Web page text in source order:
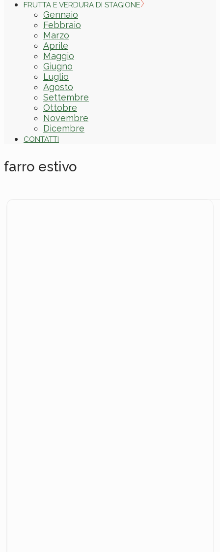
FRUTTA E VERDURA DI STAGIONE
Gennaio
Febbraio
Marzo
Aprile
Maggio
Giugno
Luglio
Agosto
Settembre
Ottobre
Novembre
Dicembre
CONTATTI
farro estivo